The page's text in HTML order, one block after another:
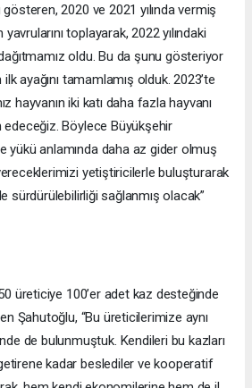
2020 ve 2021 yılında vermiş
toplayarak, 2022 yılındaki
oldu. Bu da şunu gösteriyor
ilk ayağını tamamlamış olduk. 2023’te
hayvanın iki katı daha fazla hayvanı
Böylece Büyükşehir
yükü anlamında daha az gider olmuş
yetiştiricilerle buluşturarak
sürdürülebilirliği sağlanmış olacak”
üreticiye 100’er adet kaz desteğinde
Şahutoğlu, “Bu üreticilerimize aynı
de bulunmuştuk. Kendileri bu kazları
kadar beslediler ve kooperatif